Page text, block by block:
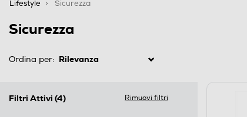
Lifestyle Sicurezza
Sicurezza
Ordina per:
Filtri Attivi (4) Rimuovi filtri